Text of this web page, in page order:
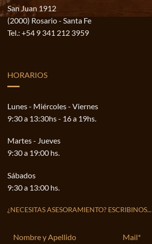
San Juan 1912
(2000) Rosario - Santa Fe
Tel.: +54 9 341 212 3959
HORARIOS
Lunes - Miércoles - Viernes
9:30 a 13:30hs - 16 a 19hs.
Martes - Jueves
9:30 a 19:00 hs.
Sábados
9:30 a 13:00 hs.
¿NECESITAS ASESORAMIENTO? ESCRIBINOS...